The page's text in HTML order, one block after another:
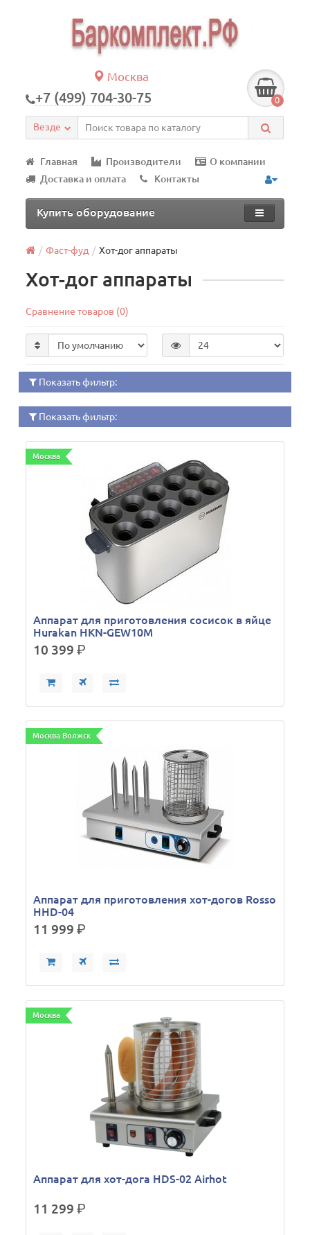
Москва
+7 (499) 704-30-75 0
Везде
Главная Производители
О компании
Доставка и оплата
Контакты
Купить оборудование
Фаст-фуд Хот-дог аппараты
Хот-дог аппараты
Сравнение товаров (0)
Показать фильтр:
Показать фильтр:
Москва
Аппарат для приготовления сосисок в яйце
Hurakan HKN-GEW10M
10 399р.
Москва Волжск
Аппарат для приготовления хот-догов Rosso
HHD-04
11 999р.
Москва
Аппарат для хот-дога HDS-02 Airhot
11 299р.